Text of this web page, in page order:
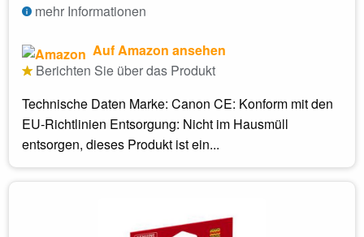
mehr Informationen
Auf Amazon ansehen
Berichten Sie über das Produkt
Technische Daten Marke: Canon CE: Konform mit den
EU-Richtlinien Entsorgung: Nicht im Hausmüll
entsorgen, dieses Produkt ist ein...